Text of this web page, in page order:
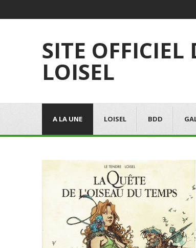
SITE OFFICIEL
LOISEL
A LA UNE LOISEL BDD